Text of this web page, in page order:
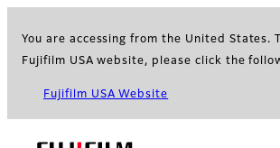
You are accessing from the United States.
Fujifilm USA website, please click the
Fujifilm USA Website